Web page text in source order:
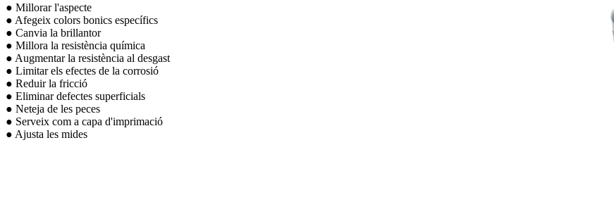
● Millorar l'aspecte
● Afegeix colors bonics específics
● Canvia la brillantor
● Millora la resistència química
● Augmentar la resistència al desgast
● Limitar els efectes de la corrosió
● Reduir la fricció
● Eliminar defectes superficials
● Neteja de les peces
● Serveix com a capa d'imprimació
● Ajusta les mides